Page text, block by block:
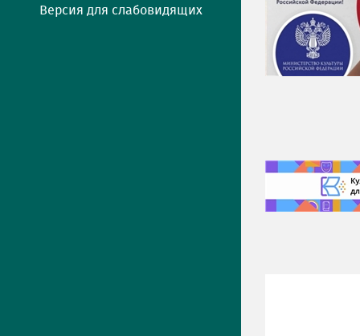
Версия для слабовидящих